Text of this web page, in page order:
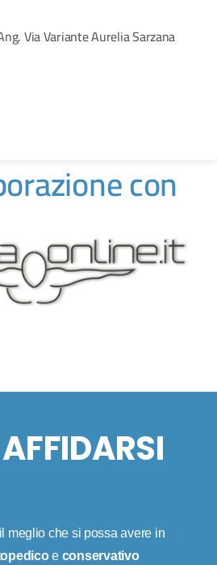
Via Variante Aurelia Sarzana
con
AFFIDARSI
il meglio che si possa avere in
e conservativo